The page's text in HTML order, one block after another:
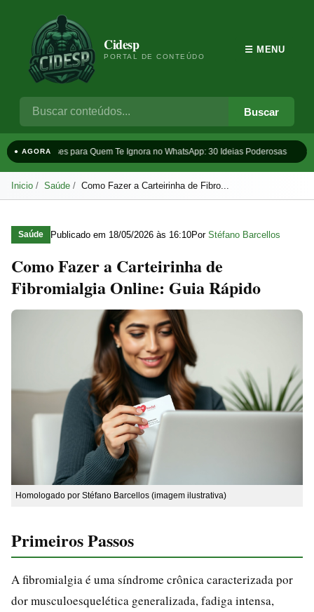
Cidesp
PORTAL DE CONTEÚDO
Buscar
☰ MENU
● AGORAFrases para Quem Te Ignora no WhatsApp: 30 Ideias Poderosas
Inicio Saúde Como Fazer a Carteirinha de Fibro...
Saúde Publicado em 18/05/2026 às 16:10Por Stéfano Barcellos
Como Fazer a Carteirinha de
Fibromialgia Online: Guia Rápido
Homologado por Stéfano Barcellos (imagem ilustrativa)
Primeiros Passos
A fibromialgia é uma síndrome crônica caracterizada por
dor musculoesquelética generalizada, fadiga intensa,